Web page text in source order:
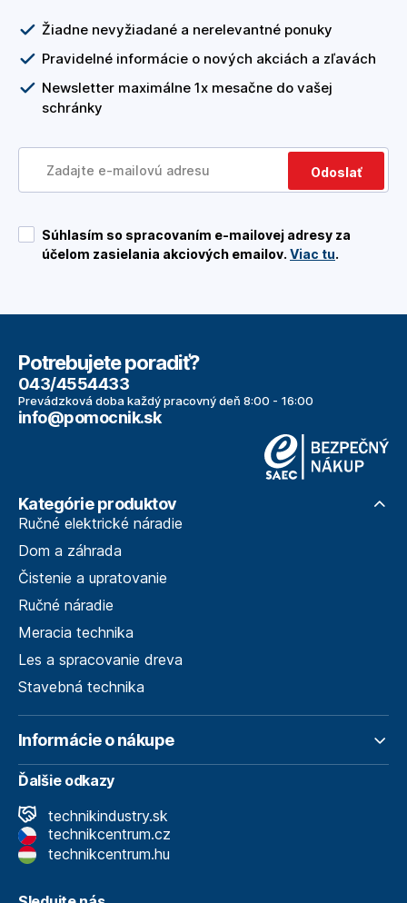
Žiadne nevyžiadané a nerelevantné ponuky
Pravidelné informácie o nových akciách a zľavách
Newsletter maximálne 1x mesačne do vašej
schránky
Odoslať
Súhlasím so spracovaním e-mailovej adresy za
účelom zasielania akciových emailov. Viac tu.
Potrebujete poradiť?
043/4554433
Prevádzková doba každý pracovný deň 8:00 - 16:00
info@pomocnik.sk
Kategórie produktov
Ručné elektrické náradie
Dom a záhrada
Čistenie a upratovanie
Ručné náradie
Meracia technika
Les a spracovanie dreva
Stavebná technika
Informácie o nákupe
Ďalšie odkazy
technikindustry.sk
technikcentrum.cz
technikcentrum.hu